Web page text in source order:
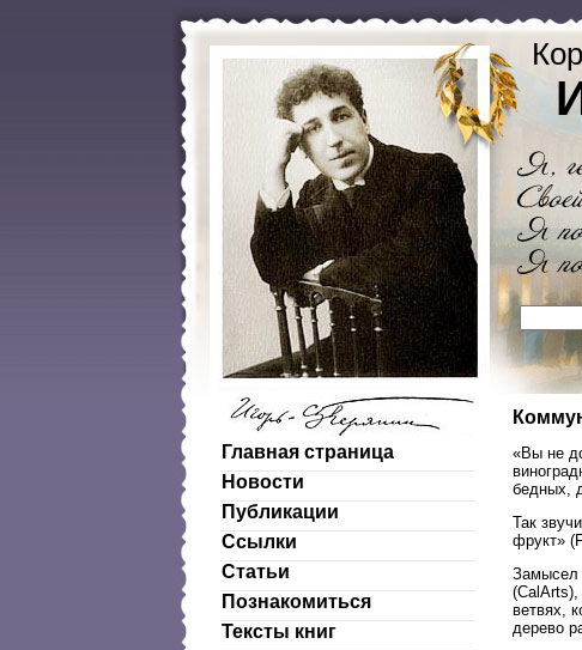
Главная страница
Новости
Публикации
Ссылки
Статьи
Познакомиться
Тексты книг
«Вы не
бедных,
Так
фрукт»
Замысел
ветвях,
дерево